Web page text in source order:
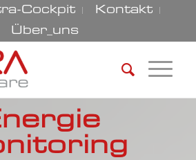
Cockpit
Kontakt
Über_uns